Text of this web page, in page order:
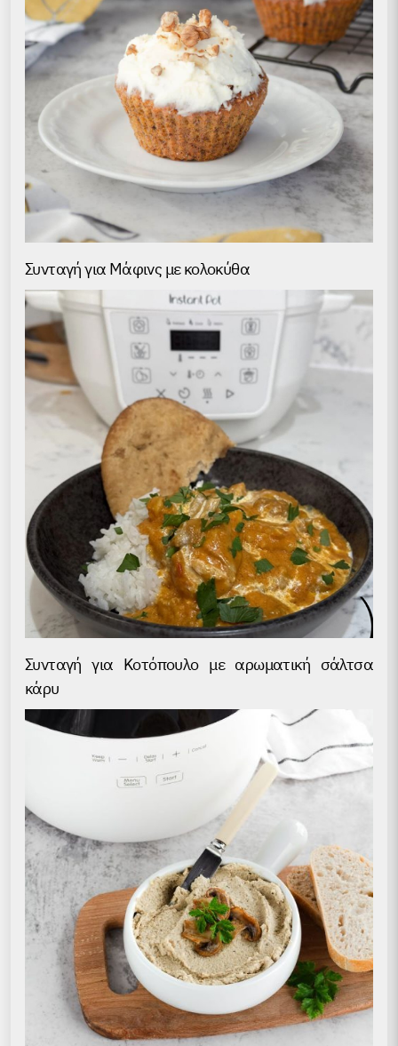
Συνταγή για Μάφινς με κολοκύθα
Συνταγή για Kοτόπουλο με αρωματική σάλτσα
κάρυ